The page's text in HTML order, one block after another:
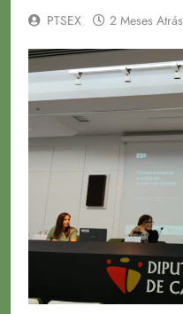
PTSEX 2 Meses Atrás